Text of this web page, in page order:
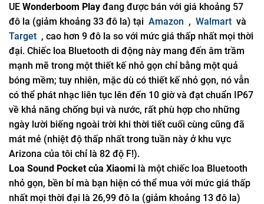
UE Wonderboom Play đang được bán với giá khoảng 57
đô la (giảm khoảng 33 đô la) tại Amazon , Walmart và
Target , cao hơn 9 đô la so với mức giá thấp nhất mọi thời
đại. Chiếc loa Bluetooth di động này mang đến âm trầm
mạnh mẽ trong một thiết kế nhỏ gọn chỉ bằng một quả
bóng mềm; tuy nhiên, mặc dù có thiết kế nhỏ gọn, nó vẫn
có thể phát nhạc liên tục lên đến 10 giờ và đạt chuẩn IP67
về khả năng chống bụi và nước, rất phù hợp cho những
ngày lười biếng ngoài trời khi thời tiết cuối cùng cũng đã
mát mẻ (nhiệt độ thấp nhất trong tuần này ở khu vực
Arizona của tôi chỉ là 82 độ F!).
Loa Sound Pocket của Xiaomi là một chiếc loa Bluetooth
nhỏ gọn, bền bỉ mà bạn hiện có thể mua với mức giá thấp
nhất mọi thời đại là 26,99 đô la (giảm khoảng 13 đô la)